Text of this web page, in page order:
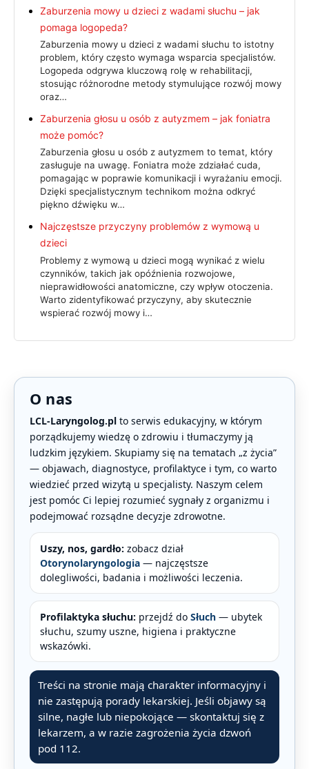
Zaburzenia mowy u dzieci z wadami słuchu – jak
pomaga logopeda?
Zaburzenia mowy u dzieci z wadami słuchu to istotny
problem, który często wymaga wsparcia specjalistów.
Logopeda odgrywa kluczową rolę w rehabilitacji,
stosując różnorodne metody stymulujące rozwój mowy
oraz…
Zaburzenia głosu u osób z autyzmem – jak foniatra
może pomóc?
Zaburzenia głosu u osób z autyzmem to temat, który
zasługuje na uwagę. Foniatra może zdziałać cuda,
pomagając w poprawie komunikacji i wyrażaniu emocji.
Dzięki specjalistycznym technikom można odkryć
piękno dźwięku w…
Najczęstsze przyczyny problemów z wymową u
dzieci
Problemy z wymową u dzieci mogą wynikać z wielu
czynników, takich jak opóźnienia rozwojowe,
nieprawidłowości anatomiczne, czy wpływ otoczenia.
Warto zidentyfikować przyczyny, aby skutecznie
wspierać rozwój mowy i…
O nas
LCL-Laryngolog.pl to serwis edukacyjny, w którym
porządkujemy wiedzę o zdrowiu i tłumaczymy ją
ludzkim językiem. Skupiamy się na tematach „z życia”
— objawach, diagnostyce, profilaktyce i tym, co warto
wiedzieć przed wizytą u specjalisty. Naszym celem
jest pomóc Ci lepiej rozumieć sygnały z organizmu i
podejmować rozsądne decyzje zdrowotne.
Uszy, nos, gardło: zobacz dział
Otorynolaryngologia — najczęstsze
dolegliwości, badania i możliwości leczenia.
Profilaktyka słuchu: przejdź do Słuch — ubytek
słuchu, szumy uszne, higiena i praktyczne
wskazówki.
Treści na stronie mają charakter informacyjny i
nie zastępują porady lekarskiej. Jeśli objawy są
silne, nagłe lub niepokojące — skontaktuj się z
lekarzem, a w razie zagrożenia życia dzwoń
pod 112.